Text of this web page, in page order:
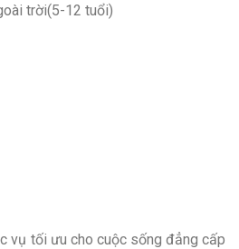
trời(5-12 tuổi)
vụ tối ưu cho cuộc sống đẳng cấp